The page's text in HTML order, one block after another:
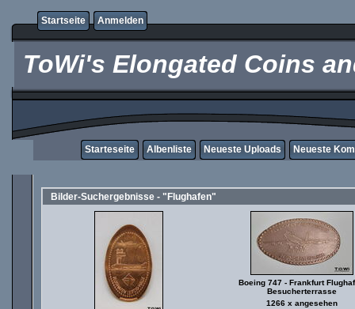
Startseite Anmelden
ToWi's Elongated Coins
Starteseite Albenliste Neueste Uploads Neueste
Bilder-Suchergebnisse - "Flughafen"
Boeing 747 - Frankfurt
Besucherterrasse
1266 x angesehen